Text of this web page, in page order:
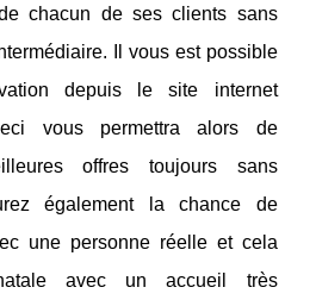
chacun de ses clients sans
Il vous est possible
depuis le site internet
vous permettra alors de
offres toujours sans
également la chance de
une personne réelle et cela
avec un accueil très